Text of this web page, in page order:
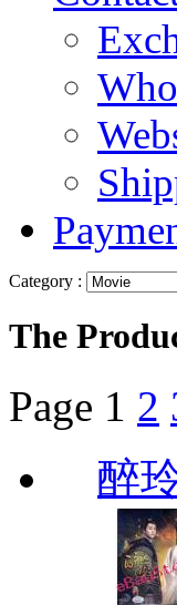
Category :
The
Page 1 2
醉